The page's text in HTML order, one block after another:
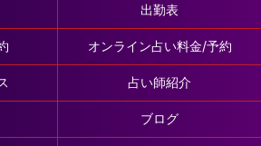
出勤表
オンライン占い料金/予約
占い師紹介
ブログ